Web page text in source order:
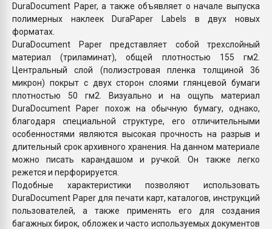
DuraDocument Paper, а также объявляет о начале выпуска
полимерных наклеек DuraPaper Labels в двух новых
форматах.
DuraDocument Paper представляет собой трехслойный
материал (триламинат), общей плотностью 155 гм2.
Центральный слой (полиэстровая пленка толщиной 36
микрон) покрыт с двух сторон слоями глянцевой бумаги
плотностью 50 гм2. Визуально и на ощупь материал
DuraDocument Paper похож на обычную бумагу, однако,
благодаря специальной структуре, его отличительными
особенностями являются высокая прочность на разрыв и
длительный срок архивного хранения. На данном материале
можно писать карандашом и ручкой. Он также легко
режется и перфорируется.
Подобные характеристики позволяют использовать
DuraDocument Paper для печати карт, каталогов, инструкций
пользователей, а также применять его для создания
багажных бирок, обложек и часто используемых документов